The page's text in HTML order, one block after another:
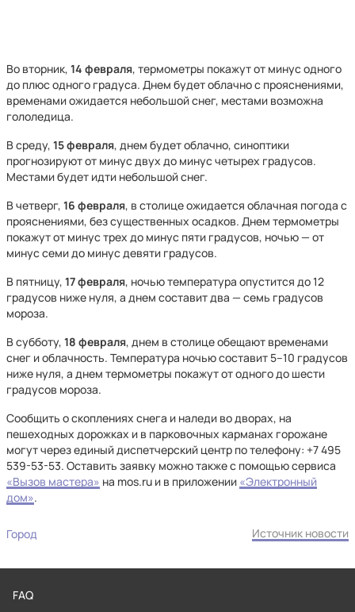
Во вторник, 14 февраля, термометры покажут от минус одного
до плюс одного градуса. Днем будет облачно с прояснениями,
временами ожидается небольшой снег, местами возможна
гололедица.
В среду, 15 февраля, днем будет облачно, синоптики
прогнозируют от минус двух до минус четырех градусов.
Местами будет идти небольшой снег.
В четверг, 16 февраля, в столице ожидается облачная погода с
прояснениями, без существенных осадков. Днем термометры
покажут от минус трех до минус пяти градусов, ночью — от
минус семи до минус девяти градусов.
В пятницу, 17 февраля, ночью температура опустится до 12
градусов ниже нуля, а днем составит два — семь градусов
мороза.
В субботу, 18 февраля, днем в столице обещают временами
снег и облачность. Температура ночью составит 5–10 градусов
ниже нуля, а днем термометры покажут от одного до шести
градусов мороза.
Сообщить о скоплениях снега и наледи во дворах, на
пешеходных дорожках и в парковочных карманах горожане
могут через единый диспетчерский центр по телефону: +7 495
539-53-53. Оставить заявку можно также с помощью сервиса
«Вызов мастера» на mos.ru и в приложении «Электронный
дом».
Город Источник новости
FAQ